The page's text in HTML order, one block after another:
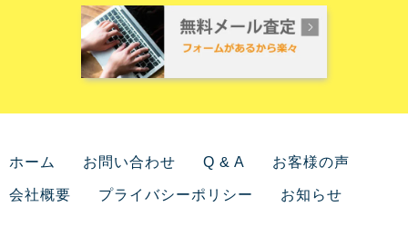
ホーム お問い合わせ Q & A お客様の声
会社概要 プライバシーポリシー お知らせ